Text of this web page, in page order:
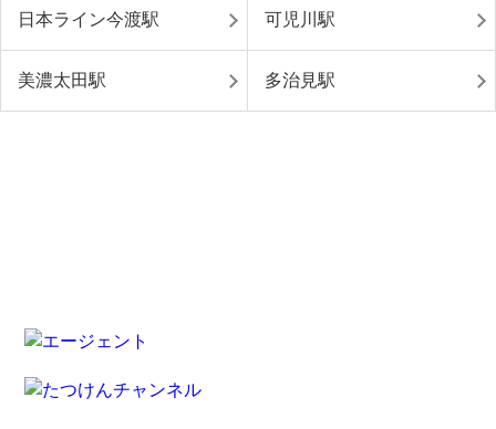
日本ライン今渡駅 可児川駅
美濃太田駅 多治見駅